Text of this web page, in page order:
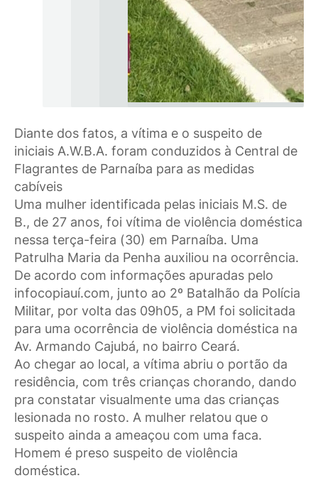
Diante dos fatos, a vítima e o suspeito de
iniciais A.W.B.A. foram conduzidos à Central de
Flagrantes de Parnaíba para as medidas
cabíveis
Uma mulher identificada pelas iniciais M.S. de
B., de 27 anos, foi vítima de violência doméstica
nessa terça-feira (30) em Parnaíba. Uma
Patrulha Maria da Penha auxiliou na ocorrência.
De acordo com informações apuradas pelo
infocopiauí.com, junto ao 2º Batalhão da Polícia
Militar, por volta das 09h05, a PM foi solicitada
para uma ocorrência de violência doméstica na
Av. Armando Cajubá, no bairro Ceará.
Ao chegar ao local, a vítima abriu o portão da
residência, com três crianças chorando, dando
pra constatar visualmente uma das crianças
lesionada no rosto. A mulher relatou que o
suspeito ainda a ameaçou com uma faca.
Homem é preso suspeito de violência
doméstica.